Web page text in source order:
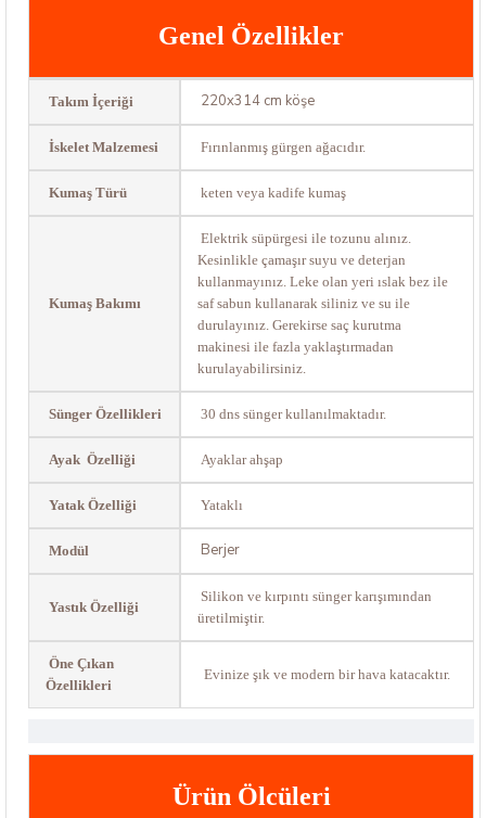
Genel Özellikler
Takım İçeriği 220x314 cm köşe
İskelet Malzemesi Fırınlanmış gürgen ağacıdır.
Kumaş Türü keten veya kadife kumaş
Kumaş Bakımı
Elektrik süpürgesi ile tozunu alınız.
Kesinlikle çamaşır suyu ve deterjan
kullanmayınız. Leke olan yeri ıslak bez ile
saf sabun kullanarak siliniz ve su ile
durulayınız. Gerekirse saç kurutma
makinesi ile fazla yaklaştırmadan
kurulayabilirsiniz.
Sünger Özellikleri 30 dns sünger kullanılmaktadır.
Ayak Özelliği Ayaklar ahşap
Yatak Özelliği Yataklı
Modül Berjer
Yastık Özelliği
Silikon ve kırpıntı sünger karışımından
üretilmiştir.
Öne Çıkan
Özellikleri
Evinize şık ve modern bir hava katacaktır.
Ürün Ölcüleri